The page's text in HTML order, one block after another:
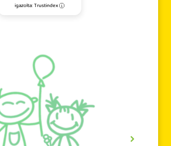
igazolta: Trustindex